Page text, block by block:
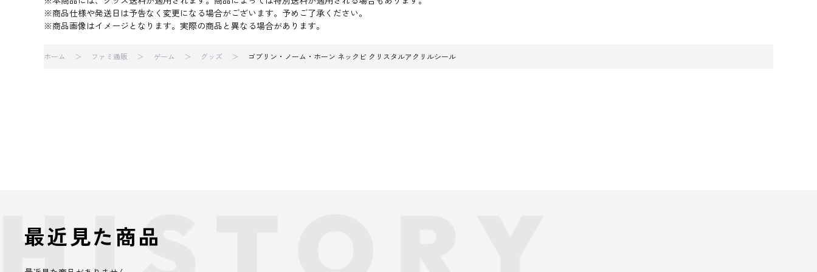
※商品仕様や発送日は予告なく変更になる場合がございます。予めご了承ください。
※商品画像はイメージとなります。実際の商品と異なる場合があります。
ホーム ファミ通販 ゲーム グッズ ゴブリン・ノーム・ホーン ネックビ クリスタルアクリルシール
最近見た商品